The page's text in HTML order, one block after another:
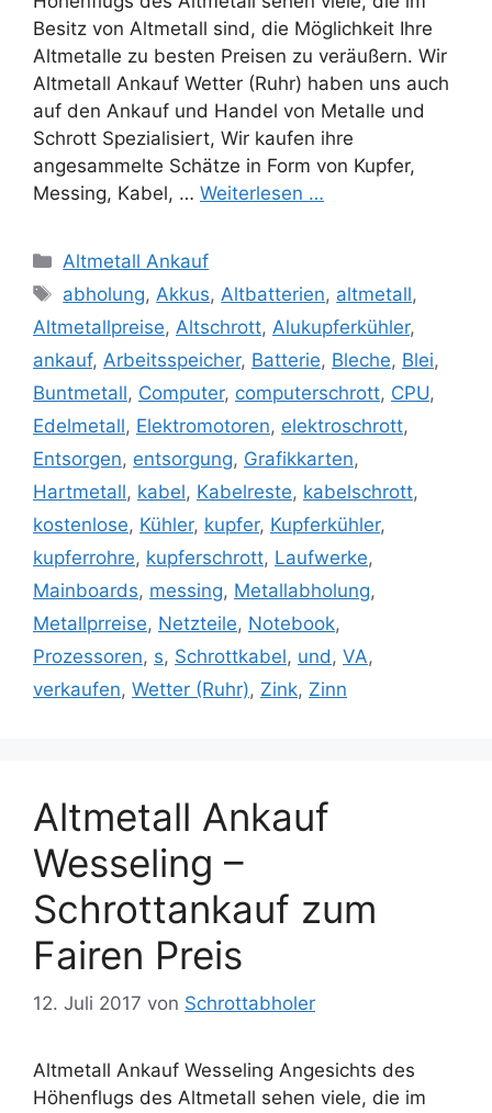
Besitz von Altmetall sind, die Möglichkeit Ihre
Altmetalle zu besten Preisen zu veräußern. Wir
Altmetall Ankauf Wetter (Ruhr) haben uns auch
auf den Ankauf und Handel von Metalle und
Schrott Spezialisiert, Wir kaufen ihre
angesammelte Schätze in Form von Kupfer,
Messing, Kabel, … Weiterlesen …
Kategorien
Altmetall Ankauf
Schlagwörter
abholung, Akkus, Altbatterien, altmetall,
Altmetallpreise, Altschrott, Alukupferkühler,
ankauf, Arbeitsspeicher, Batterie, Bleche, Blei,
Buntmetall, Computer, computerschrott, CPU,
Edelmetall, Elektromotoren, elektroschrott,
Entsorgen, entsorgung, Grafikkarten,
Hartmetall, kabel, Kabelreste, kabelschrott,
kostenlose, Kühler, kupfer, Kupferkühler,
kupferrohre, kupferschrott, Laufwerke,
Mainboards, messing, Metallabholung,
Metallprreise, Netzteile, Notebook,
Prozessoren, s, Schrottkabel, und , VA,
verkaufen, Wetter (Ruhr), Zink, Zinn
Altmetall Ankauf
Wesseling –
Schrottankauf zum
Fairen Preis
12. Juli 2017 von Schrottabholer
Altmetall Ankauf Wesseling Angesichts des
Höhenflugs des Altmetall sehen viele, die im